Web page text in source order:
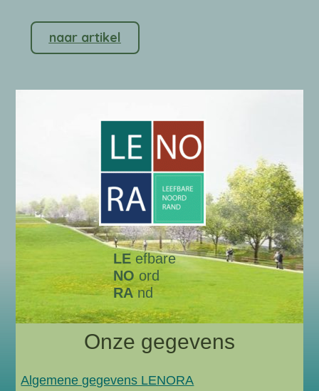
naar artikel
LE efbare
NOord
RAnd
Onze gegevens
Algemene gegevens LENORA